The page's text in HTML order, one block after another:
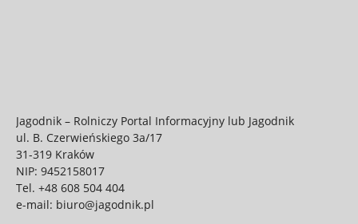
Jagodnik – Rolniczy Portal Informacyjny lub Jagodnik
ul. B. Czerwieńskiego 3a/17
31-319 Kraków
NIP: 9452158017
Tel. +48 608 504 404
e-mail: biuro@jagodnik.pl